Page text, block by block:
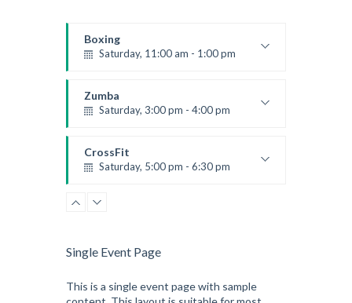
Boxing
Saturday, 11:00 am - 1:00 pm
Robert Bandana
Zumba
Saturday, 3:00 pm - 4:00 pm
Emma Brown
CrossFit
Saturday, 5:00 pm - 6:30 pm
Kevin Nomak
CrossFit
Beginners
Kevin Nomak
Single Event Page
This is a single event page with sample